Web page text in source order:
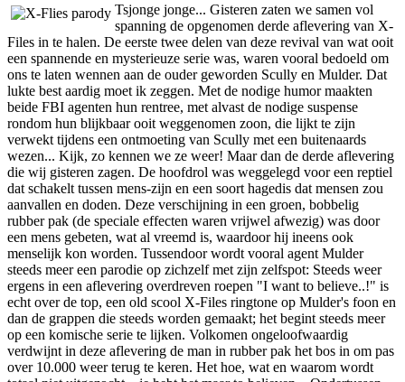
Tsjonge jonge... Gisteren zaten we samen vol
spanning de opgenomen derde aflevering van X-
Files in te halen. De eerste twee delen van deze revival van wat ooit
een spannende en mysterieuze serie was, waren vooral bedoeld om
ons te laten wennen aan de ouder geworden Scully en Mulder. Dat
lukte best aardig moet ik zeggen. Met de nodige humor maakten
beide FBI agenten hun rentree, met alvast de nodige suspense
rondom hun blijkbaar ooit weggenomen zoon, die lijkt te zijn
verwekt tijdens een ontmoeting van Scully met een buitenaards
wezen... Kijk, zo kennen we ze weer! Maar dan de derde aflevering
die wij gisteren zagen. De hoofdrol was weggelegd voor een reptiel
dat schakelt tussen mens-zijn en een soort hagedis dat mensen zou
aanvallen en doden. Deze verschijning in een groen, bobbelig
rubber pak (de speciale effecten waren vrijwel afwezig) was door
een mens gebeten, wat al vreemd is, waardoor hij ineens ook
menselijk kon worden. Tussendoor wordt vooral agent Mulder
steeds meer een parodie op zichzelf met zijn zelfspot: Steeds weer
ergens in een aflevering overdreven roepen "I want to believe..!" is
echt over de top, een old scool X-Files ringtone op Mulder's foon en
dan de grappen die steeds worden gemaakt; het begint steeds meer
op een komische serie te lijken. Volkomen ongeloofwaardig
verdwijnt in deze aflevering de man in rubber pak het bos in om pas
over 10.000 weer terug te keren. Het hoe, wat en waarom wordt